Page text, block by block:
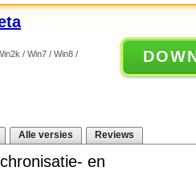
/ Win7 / Win8 /
Alle versies Reviews
en